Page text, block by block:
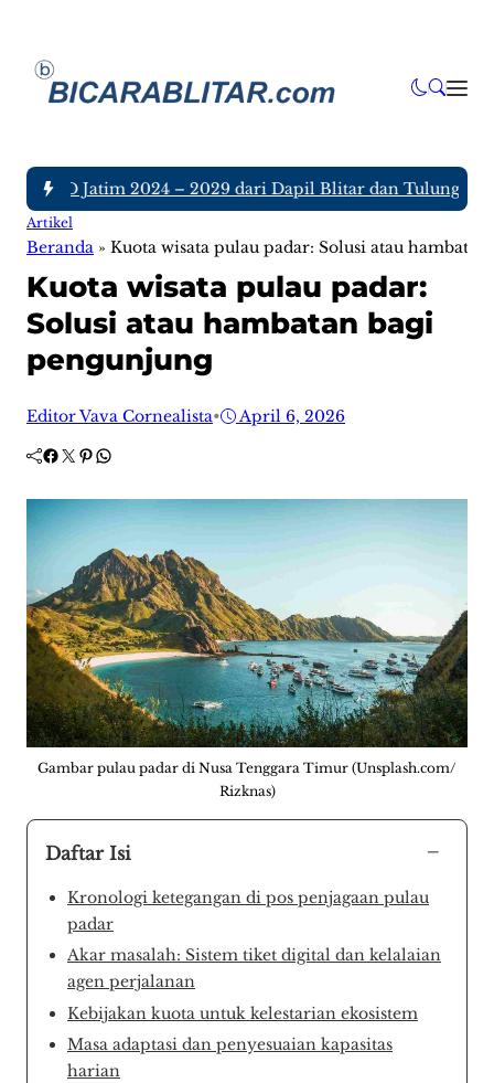
Jatim 2024 – 2029 dari Dapil Blitar dan Tulungagung,
Artikel
Beranda » Kuota wisata pulau padar: Solusi atau
Kuota wisata pulau padar:
Solusi atau hambatan bagi
pengunjung
Editor Vava Cornealista• April 6, 2026
Facebook Twitter Pinterest WhatsApp
Gambar pulau padar di Nusa Tenggara Timur (Unsplash.com/
Rizknas)
Daftar Isi −
Kronologi ketegangan di pos penjagaan pulau
padar
Akar masalah: Sistem tiket digital dan kelalaian
agen perjalanan
Kebijakan kuota untuk kelestarian ekosistem
Masa adaptasi dan penyesuaian kapasitas
harian